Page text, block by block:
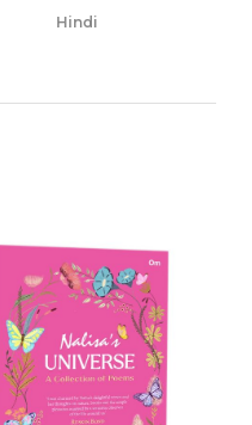
Hindi